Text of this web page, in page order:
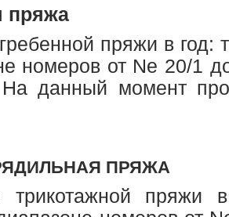
пряжа
пряжи в год:
номеров от Ne 20/1
данный момент
ПРЯЖА
трикотажной пряжи